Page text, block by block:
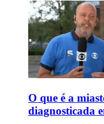
O que é a
diagnosticada